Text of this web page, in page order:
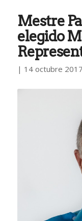
Mestre
elegido
| 14 octubre 2017